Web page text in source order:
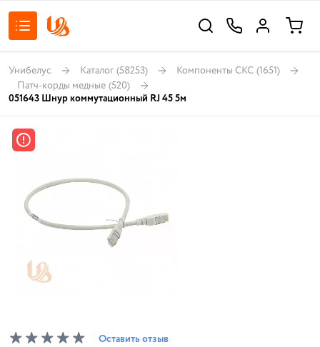
Унибелус Каталог (58253) Компоненты СКС (1651)
Патч-корды медные (520)
051643 Шнур коммутационный RJ 45 5м
Оставить отзыв